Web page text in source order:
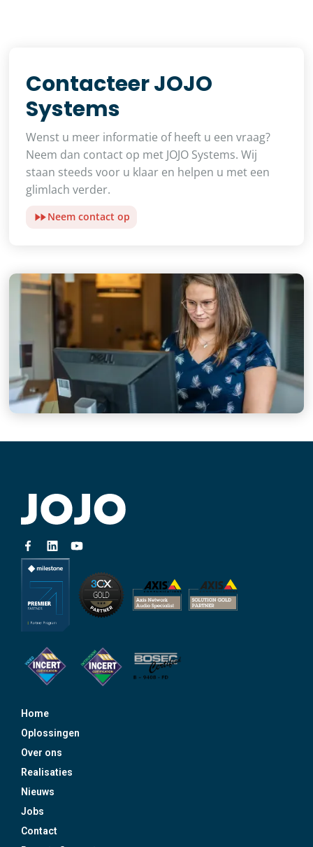
Contacteer JOJO
Systems
Wenst u meer informatie of heeft u een vraag?
Neem dan contact op met JOJO Systems. Wij
staan steeds voor u klaar en helpen u met een
glimlach verder.
Neem contact op
Home
Oplossingen
Over ons
Realisaties
Nieuws
Jobs
Contact